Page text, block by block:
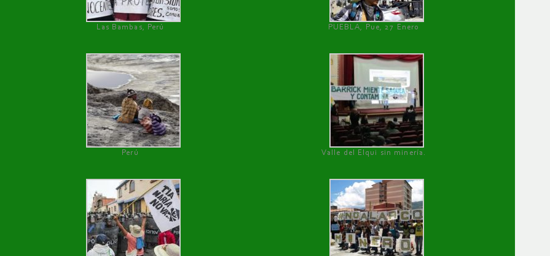
Las Bambas, Perú PUEBLA, Pue, 27 Enero
Perú Valle del Elqui sin minería.